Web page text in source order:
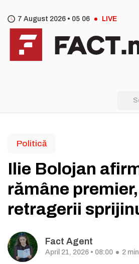
7 August 2026 • 05 06 LIVE
Politică
Ilie Bolojan
rămâne
retragerii
Fact Agent
April 21, 2026 • 08:00 2